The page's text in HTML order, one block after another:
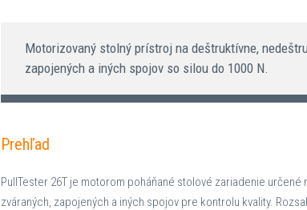
Motorizovaný stolný prístroj na deštruktívne,
zapojených a iných spojov so silou do 1000 N.
Prehľad
PullTester 26T je motorom poháňané stolové zariadenie
zváraných, zapojených a iných spojov pre kontrolu kvality.